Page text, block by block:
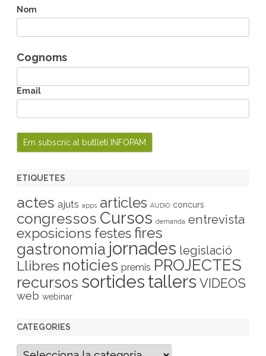
h
Nom
Cognoms
Email
ETIQUETES
actes ajuts apps articles AUDIO concurs
congressos Cursos demanda entrevista
exposicions festesfires
gastronomia jornades legislació
Llibres noticies premis PROJECTES
recursos sortides tallers VIDEOS
web webinar
CATEGORIES
C